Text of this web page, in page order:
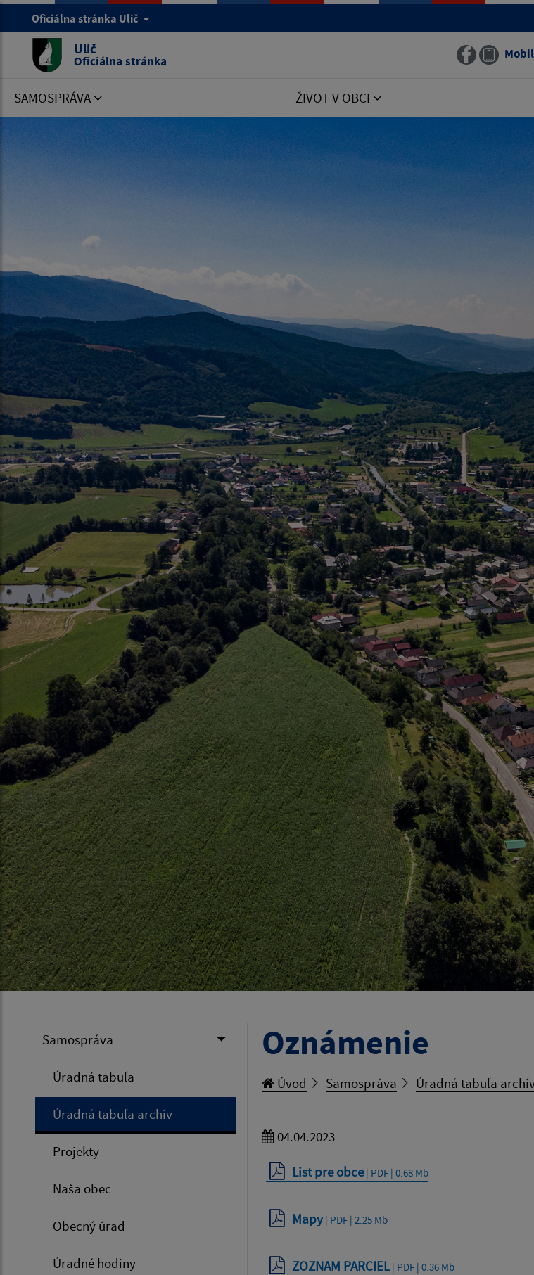
Oficiálna stránka Ulič
Ulič
Oficiálna stránka
SAMOSPRÁVA ŽIVOT V OBCI
Samospráva
Úradná tabuľa
Úradná tabuľa archív
Projekty
Naša obec
Obecný úrad
Úradné hodiny
Oznámenie
Úvod Samospráva Úradná tabuľa
04.04.2023
List pre obce| PDF | 0.68 Mb
Mapy| PDF | 2.25 Mb
ZOZNAM PARCIEL| PDF | 0.36 Mb